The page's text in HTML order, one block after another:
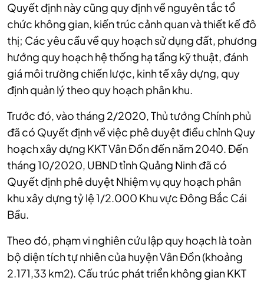
Quyết định này cũng quy định về nguyên tắc tổ
chức không gian, kiến trúc cảnh quan và thiết kế đô
thị; Các yêu cầu về quy hoạch sử dụng đất, phương
hướng quy hoạch hệ thống hạ tầng kỹ thuật, đánh
giá môi trường chiến lược, kinh tế xây dựng, quy
định quản lý theo quy hoạch phân khu.
Trước đó, vào tháng 2/2020, Thủ tướng Chính phủ
đã có Quyết định về việc phê duyệt điều chỉnh Quy
hoạch xây dựng KKT Vân Đồn đến năm 2040. Đến
tháng 10/2020, UBND tỉnh Quảng Ninh đã có
Quyết định phê duyệt Nhiệm vụ quy hoạch phân
khu xây dựng tỷ lệ 1/2.000 Khu vực Đông Bắc Cái
Bầu.
Theo đó, phạm vi nghiên cứu lập quy hoạch là toàn
bộ diện tích tự nhiên của huyện Vân Đồn (khoảng
2.171,33 km2). Cấu trúc phát triển không gian KKT